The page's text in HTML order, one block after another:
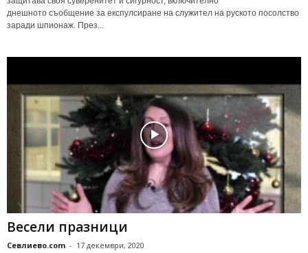
днешното съобщение за експулсиране на служител на руското посолство
заради шпионаж. През...
Весели празници
Севлиево.com - 17 декември, 2020